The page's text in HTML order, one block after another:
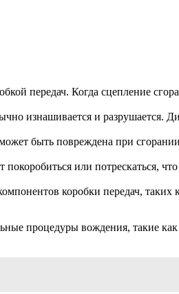
передач. Когда сцепление
изнашивается и разрушается.
быть повреждена при
или потрескаться,
коробки передач,
процедуры вождения, такие